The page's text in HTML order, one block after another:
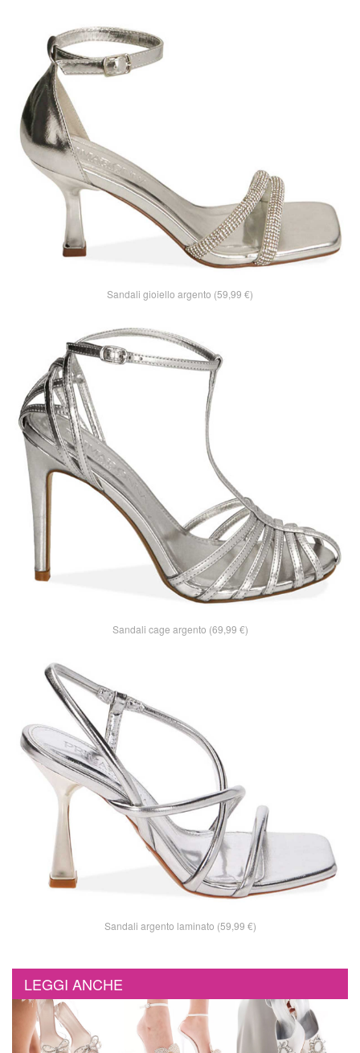
Sandali gioiello argento (59,99 €)
Sandali cage argento (69,99 €)
Sandali argento laminato (59,99 €)
LEGGI ANCHE